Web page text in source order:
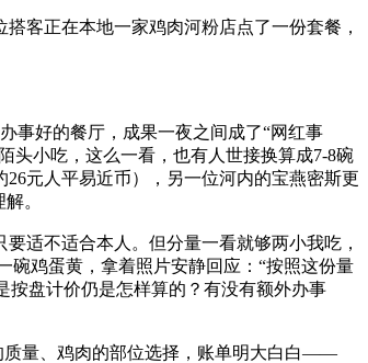
客正在本地一家鸡肉河粉店点了一份套餐，
事好的餐厅，成果一夜之间成了“网红事
头小吃，这么一看，也有人世接换算成7-8碗
元人平易近币），另一位河内的宝燕密斯更
。
要适不适合本人。但分量一看就够两小我吃，
碗鸡蛋黄，拿着照片安静回应：“按照这份量
按盘计价仍是怎样算的？有没有额外办事
质量、鸡肉的部位选择，账单明大白白——